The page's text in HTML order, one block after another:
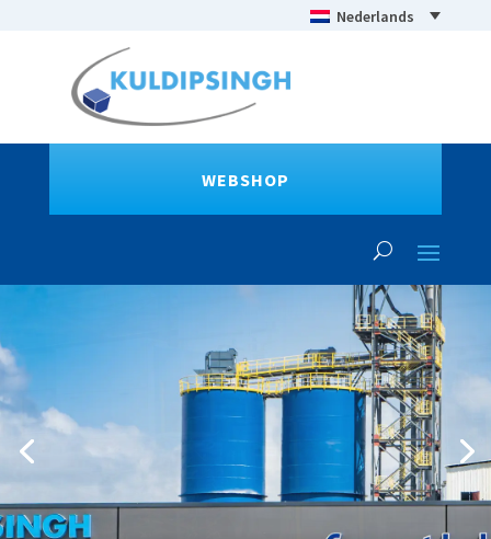
Nederlands
WEBSHOP